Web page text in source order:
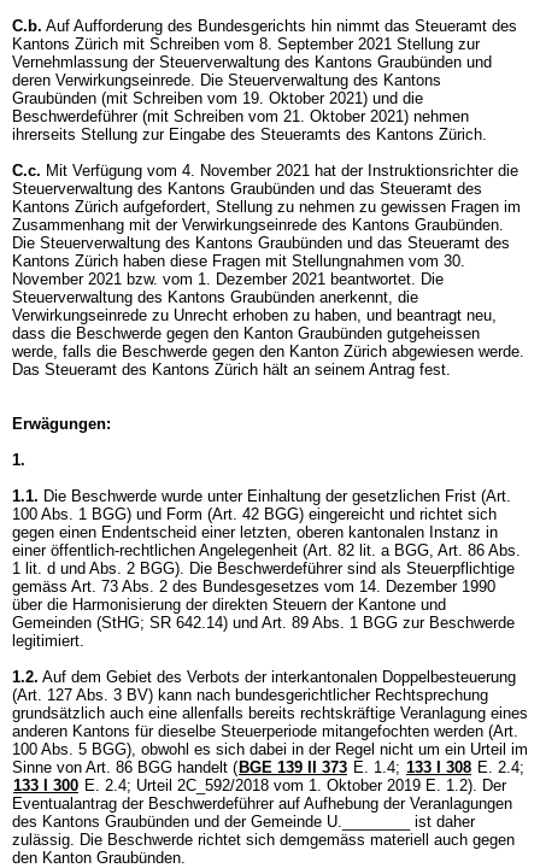
C.b. Auf Aufforderung des Bundesgerichts hin nimmt das Steueramt des
Kantons Zürich mit Schreiben vom 8. September 2021 Stellung zur
Vernehmlassung der Steuerverwaltung des Kantons Graubünden und
deren Verwirkungseinrede. Die Steuerverwaltung des Kantons
Graubünden (mit Schreiben vom 19. Oktober 2021) und die
Beschwerdeführer (mit Schreiben vom 21. Oktober 2021) nehmen
ihrerseits Stellung zur Eingabe des Steueramts des Kantons Zürich.
C.c. Mit Verfügung vom 4. November 2021 hat der Instruktionsrichter die
Steuerverwaltung des Kantons Graubünden und das Steueramt des
Kantons Zürich aufgefordert, Stellung zu nehmen zu gewissen Fragen im
Zusammenhang mit der Verwirkungseinrede des Kantons Graubünden.
Die Steuerverwaltung des Kantons Graubünden und das Steueramt des
Kantons Zürich haben diese Fragen mit Stellungnahmen vom 30.
November 2021 bzw. vom 1. Dezember 2021 beantwortet. Die
Steuerverwaltung des Kantons Graubünden anerkennt, die
Verwirkungseinrede zu Unrecht erhoben zu haben, und beantragt neu,
dass die Beschwerde gegen den Kanton Graubünden gutgeheissen
werde, falls die Beschwerde gegen den Kanton Zürich abgewiesen werde.
Das Steueramt des Kantons Zürich hält an seinem Antrag fest.
Erwägungen:
1.
1.1. Die Beschwerde wurde unter Einhaltung der gesetzlichen Frist (Art.
100 Abs. 1 BGG) und Form (Art. 42 BGG) eingereicht und richtet sich
gegen einen Endentscheid einer letzten, oberen kantonalen Instanz in
einer öffentlich-rechtlichen Angelegenheit (Art. 82 lit. a BGG, Art. 86 Abs.
1 lit. d und Abs. 2 BGG). Die Beschwerdeführer sind als Steuerpflichtige
gemäss Art. 73 Abs. 2 des Bundesgesetzes vom 14. Dezember 1990
über die Harmonisierung der direkten Steuern der Kantone und
Gemeinden (StHG; SR 642.14) und Art. 89 Abs. 1 BGG zur Beschwerde
legitimiert.
1.2. Auf dem Gebiet des Verbots der interkantonalen Doppelbesteuerung
(Art. 127 Abs. 3 BV) kann nach bundesgerichtlicher Rechtsprechung
grundsätzlich auch eine allenfalls bereits rechtskräftige Veranlagung eines
anderen Kantons für dieselbe Steuerperiode mitangefochten werden (Art.
100 Abs. 5 BGG), obwohl es sich dabei in der Regel nicht um ein Urteil im
Sinne von Art. 86 BGG handelt ( BGE 139 II 373 E. 1.4; 133 I 308 E. 2.4;
133 I 300 E. 2.4; Urteil 2C_592/2018 vom 1. Oktober 2019 E. 1.2). Der
Eventualantrag der Beschwerdeführer auf Aufhebung der Veranlagungen
des Kantons Graubünden und der Gemeinde U.________ ist daher
zulässig. Die Beschwerde richtet sich demgemäss materiell auch gegen
den Kanton Graubünden.